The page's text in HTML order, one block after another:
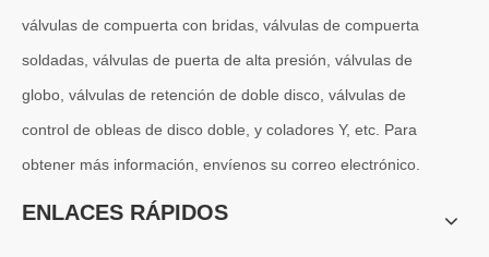
2026-07-04
En sistemas de tuberías criogénicas y de baja temperatura, los
válvulas de compuerta con bridas, válvulas de compuerta
soldadas, válvulas de puerta de alta presión, válvulas de
globo, válvulas de retención de doble disco, válvulas de
control de obleas de disco doble, y coladores Y, etc. Para
obtener más información, envíenos su correo electrónico.
ENLACES RÁPIDOS